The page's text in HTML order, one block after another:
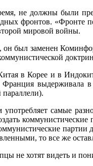
не должны были
фронтов. «Фронте
мировой войны.
он был заменен
в Корее и в
выдерживала в
параллели).
самые
партии
то все же
не хотят видеть и